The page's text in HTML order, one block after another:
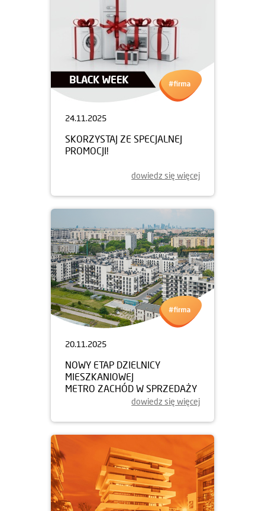
24.11.2025
SKORZYSTAJ ZE SPECJALNEJ
PROMOCJI!
dowiedz się więcej
20.11.2025
NOWY ETAP DZIELNICY
MIESZKANIOWEJ
METRO ZACHÓD W SPRZEDAŻY
dowiedz się więcej